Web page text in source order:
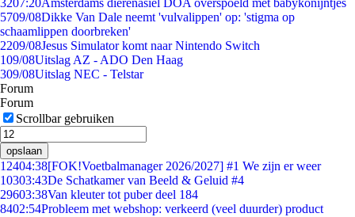
3207:20Amsterdams dierenasiel DOA overspoeld met babykonijntjes
5709/08Dikke Van Dale neemt 'vulvalippen' op: 'stigma op
schaamlippen doorbreken'
2209/08Jesus Simulator komt naar Nintendo Switch
109/08Uitslag AZ - ADO Den Haag
309/08Uitslag NEC - Telstar
Forum
Forum
Scrollbar gebruiken
opslaan
12404:38[FOK!Voetbalmanager 2026/2027] #1 We zijn er weer
10303:43De Schatkamer van Beeld & Geluid #4
29603:38Van kleuter tot puber deel 184
8402:54Probleem met webshop: verkeerd (veel duurder) product